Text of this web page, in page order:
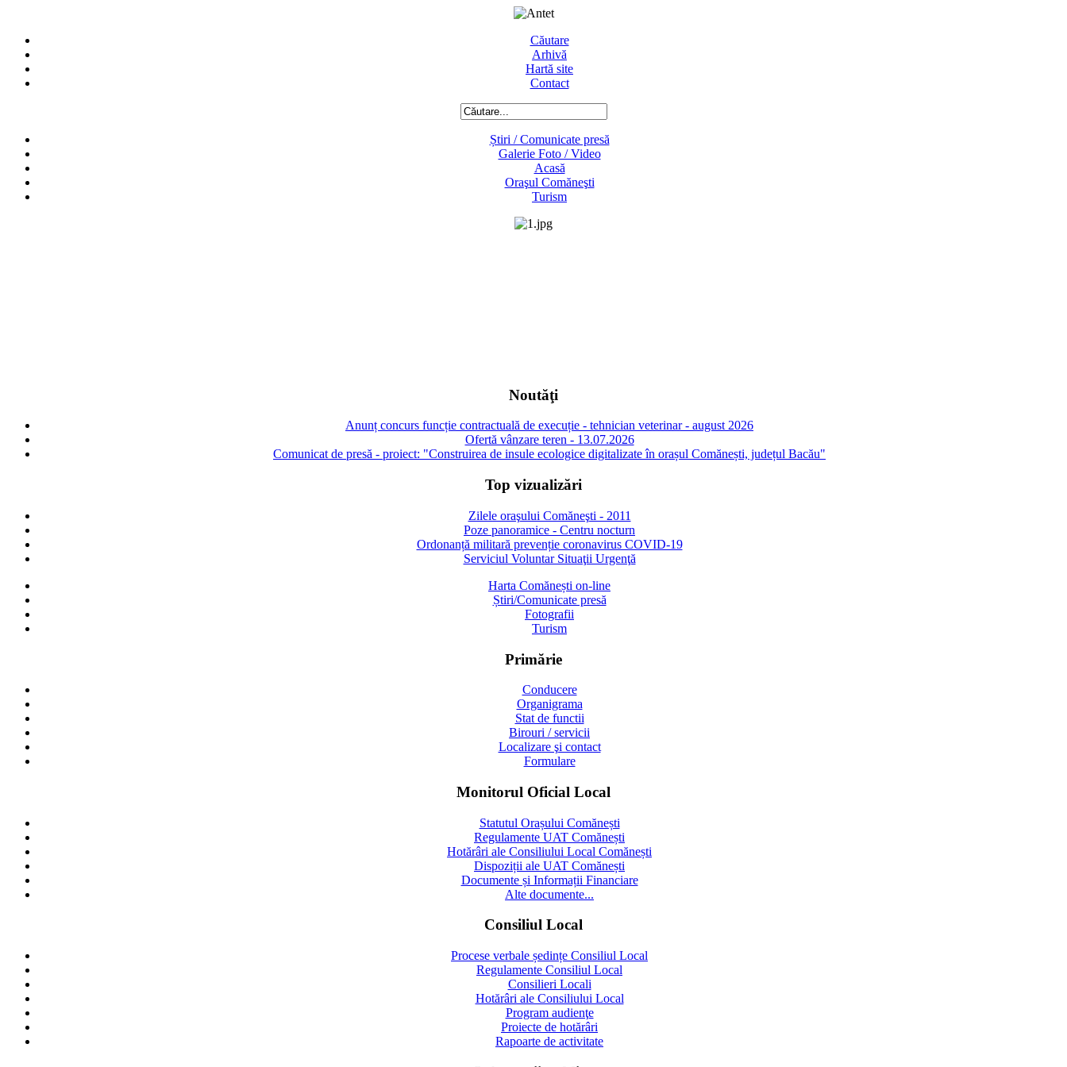
Căutare
Arhivă
Hartă site
Contact
Știri / Comunicate presă
Galerie Foto / Video
Acasă
Oraşul Comăneşti
Turism
Noutăţi
Anunț concurs funcție contractuală de execuție - tehnician veterinar - august 2026
Ofertă vânzare teren - 13.07.2026
Comunicat de presă - proiect: "Construirea de insule ecologice digitalizate în orașul Comănești, județul Bacău"
Top vizualizări
Zilele oraşului Comăneşti - 2011
Poze panoramice - Centru nocturn
Ordonanță militară prevenție coronavirus COVID-19
Serviciul Voluntar Situaţii Urgenţă
Harta Comănești on-line
Știri/Comunicate presă
Fotografii
Turism
Primărie
Conducere
Organigrama
Stat de functii
Birouri / servicii
Localizare şi contact
Formulare
Monitorul Oficial Local
Statutul Orașului Comănești
Regulamente UAT Comănești
Hotărâri ale Consiliului Local Comănești
Dispoziții ale UAT Comănești
Documente și Informații Financiare
Alte documente...
Consiliul Local
Procese verbale ședințe Consiliul Local
Regulamente Consiliul Local
Consilieri Locali
Hotărâri ale Consiliului Local
Program audienţe
Proiecte de hotărâri
Rapoarte de activitate